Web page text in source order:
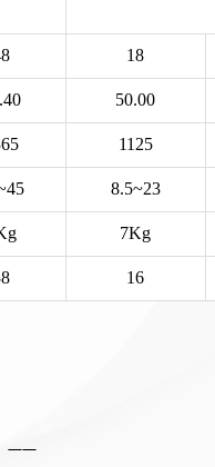
18
50.00
1125
8.5~23
7Kg
16
——